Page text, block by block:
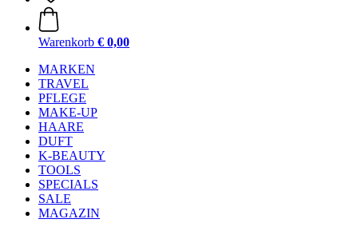
Warenkorb € 0,00
MARKEN
TRAVEL
PFLEGE
MAKE-UP
HAARE
DUFT
K-BEAUTY
TOOLS
SPECIALS
SALE
MAGAZIN